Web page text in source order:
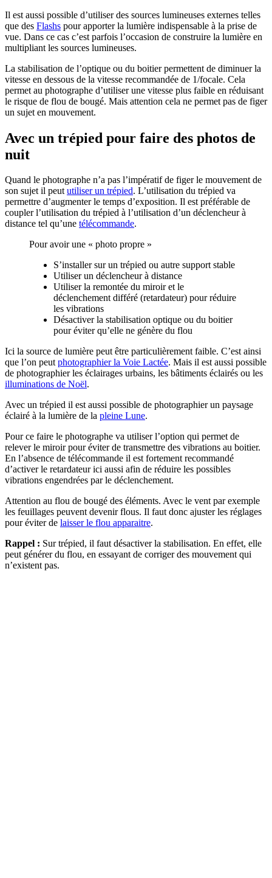
Il est aussi possible d’utiliser des sources lumineuses externes telles
que des Flashs pour apporter la lumière indispensable à la prise de
vue. Dans ce cas c’est parfois l’occasion de construire la lumière en
multipliant les sources lumineuses.
La stabilisation de l’optique ou du boitier permettent de diminuer la
vitesse en dessous de la vitesse recommandée de 1/focale. Cela
permet au photographe d’utiliser une vitesse plus faible en réduisant
le risque de flou de bougé. Mais attention cela ne permet pas de figer
un sujet en mouvement.
Avec un trépied pour faire des photos de
nuit
Quand le photographe n’a pas l’impératif de figer le mouvement de
son sujet il peututiliser un trépied. L’utilisation du trépied va
permettre d’augmenter le temps d’exposition. Il est préférable de
coupler l’utilisation du trépied à l’utilisation d’un déclencheur à
distance tel qu’une télécommande.
Pour avoir une « photo propre »
S’installer sur un trépied ou autre support stable
Utiliser un déclencheur à distance
Utiliser la remontée du miroir et le
déclenchement différé (retardateur) pour réduire
les vibrations
Désactiver la stabilisation optique ou du boitier
pour éviter qu’elle ne génère du flou
Ici la source de lumière peut être particulièrement faible. C’est ainsi
que l’on peutphotographier la Voie Lactée. Mais il est aussi possible
de photographier les éclairages urbains, les bâtiments éclairés ou les
illuminations de Noël.
Avec un trépied il est aussi possible de photographier un paysage
éclairé à la lumière de la pleine Lune.
Pour ce faire le photographe va utiliser l’option qui permet de
relever le miroir pour éviter de transmettre des vibrations au boitier.
En l’absence de télécommande il est fortement recommandé
d’activer le retardateur ici aussi afin de réduire les possibles
vibrations engendrées par le déclenchement.
Attention au flou de bougé des éléments. Avec le vent par exemple
les feuillages peuvent devenir flous. Il faut donc ajuster les réglages
pour éviter de laisser le flou apparaitre.
Rappel : Sur trépied, il faut désactiver la stabilisation. En effet, elle
peut générer du flou, en essayant de corriger des mouvement qui
n’existent pas.